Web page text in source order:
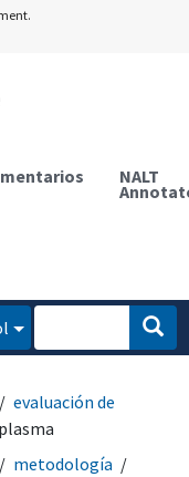
NALT
evaluación de
metodología